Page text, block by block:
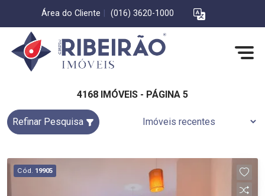
Área do Cliente (016) 3620-1000
4168 IMÓVEIS - PÁGINA 5
Refinar Pesquisa
Cód. 19905